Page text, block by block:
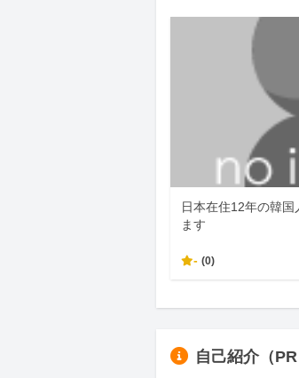
日本在住12年の韓国
ます
- (0)
自己紹介（PR